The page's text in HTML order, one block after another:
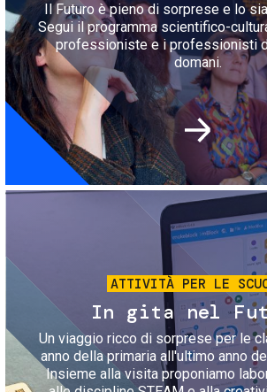
Il Futuro è pieno di sorprese e lo
Segui il programma scientifico-
professioniste e i professionisti
domani.
Immagine
ATTIVITÀ PER LE
In gita nel
Un viaggio ricco di sorprese per le
anno della primaria all'ultimo anno
Insieme alla visita proponiamo